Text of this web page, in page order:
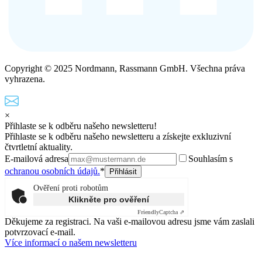
Copyright © 2025 Nordmann, Rassmann GmbH. Všechna práva
vyhrazena.
×
Přihlaste se k odběru našeho newsletteru!
Přihlaste se k odběru našeho newsletteru a získejte exkluzivní
čtvrtletní aktuality.
E-mailová adresa
Souhlasím s
ochranou osobních údajů.*
Ověření proti robotům
Klikněte pro ověření
FriendlyCaptcha ⇗
Děkujeme za registraci. Na vaši e-mailovou adresu jsme vám zaslali
potvrzovací e-mail.
Více informací o našem newsletteru